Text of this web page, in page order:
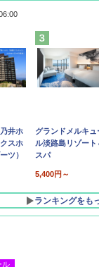
井ホ
スホ
ツ）
グランドメルキュ
ル淡路島リゾート
スパ
5,400円～
ランキングをも
ル